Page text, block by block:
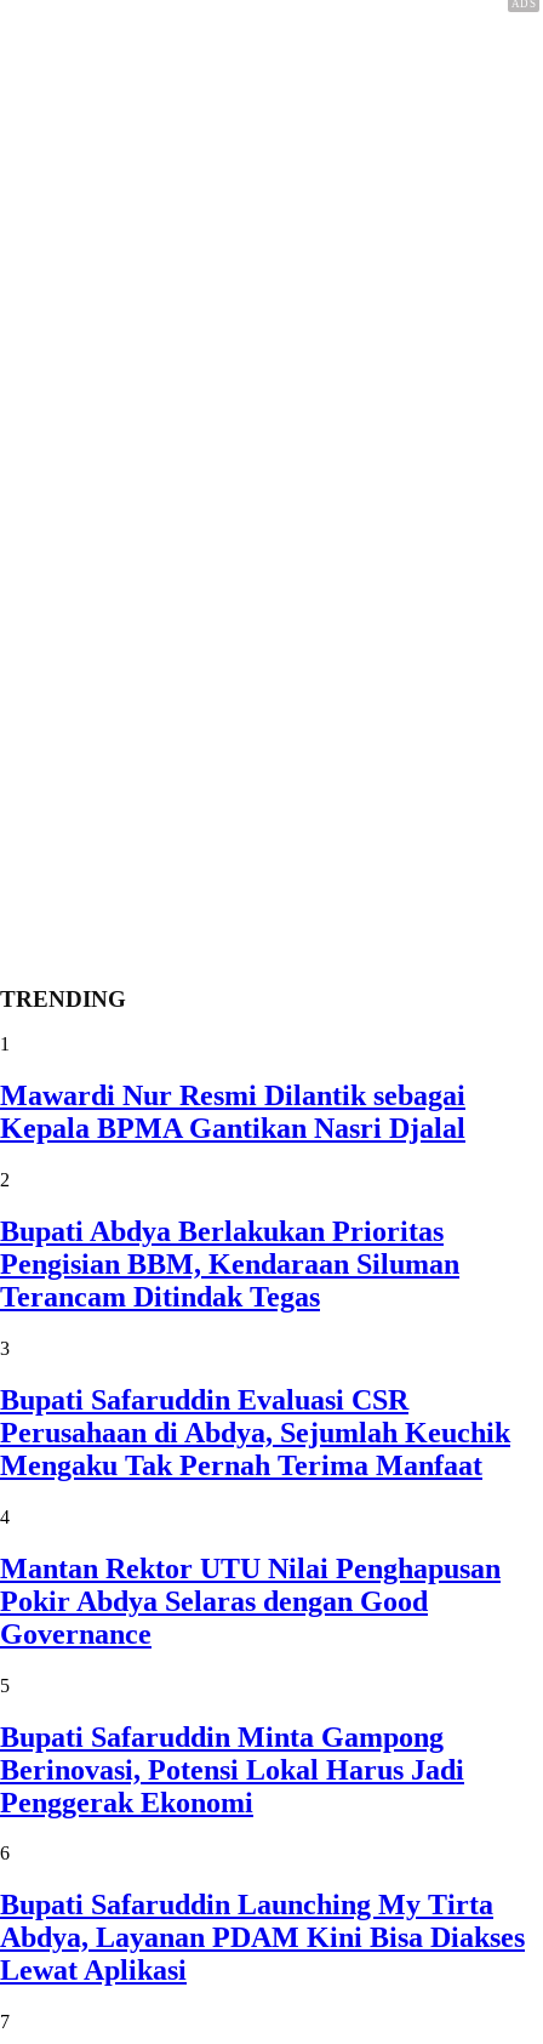
TRENDING
1
Mawardi Nur Resmi Dilantik sebagai
Kepala BPMA Gantikan Nasri Djalal
2
Bupati Abdya Berlakukan Prioritas
Pengisian BBM, Kendaraan Siluman
Terancam Ditindak Tegas
3
Bupati Safaruddin Evaluasi CSR
Perusahaan di Abdya, Sejumlah Keuchik
Mengaku Tak Pernah Terima Manfaat
4
Mantan Rektor UTU Nilai Penghapusan
Pokir Abdya Selaras dengan Good
Governance
5
Bupati Safaruddin Minta Gampong
Berinovasi, Potensi Lokal Harus Jadi
Penggerak Ekonomi
6
Bupati Safaruddin Launching My Tirta
Abdya, Layanan PDAM Kini Bisa Diakses
Lewat Aplikasi
7